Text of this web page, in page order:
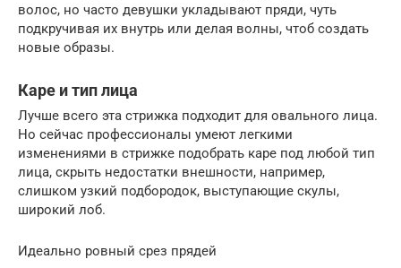
волос, но часто девушки укладывают пряди, чуть
подкручивая их внутрь или делая волны, чтоб создать
новые образы.
Каре и тип лица
Лучше всего эта стрижка подходит для овального лица.
Но сейчас профессионалы умеют легкими
изменениями в стрижке подобрать каре под любой тип
лица, скрыть недостатки внешности, например,
слишком узкий подбородок, выступающие скулы,
широкий лоб.
Идеально ровный срез прядей